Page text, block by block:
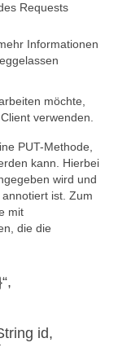
Requests
Informationen
möchte,
verwenden.
PUT-Methode,
kann. Hierbei
wird und
ist. Zum
mit
die die
id,